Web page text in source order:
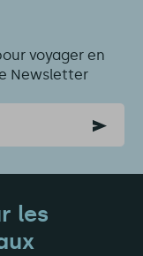
voyager en
Newsletter
les